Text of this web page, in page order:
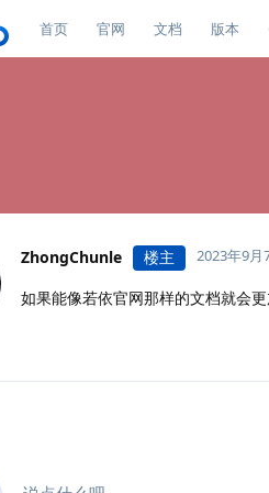
首页 官网 文档 版本
ZhongChunle 楼主 2023年9月
如果能像若依官网那样的文档就会